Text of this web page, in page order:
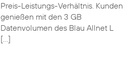
Preis-Leistungs-Verhältnis. Kunden
genießen mit den 3 GB
Datenvolumen des Blau Allnet L
[…]